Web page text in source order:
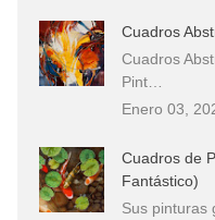
Cuadros
Cuadros
Pint…
Enero 03,
Cuadros de
Fantástico)
Sus pinturas